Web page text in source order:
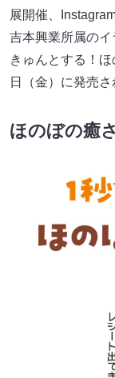
展開催、
吉本興業所属の
きゅんとする！
日（金）に発売さ
ほのぼの癒